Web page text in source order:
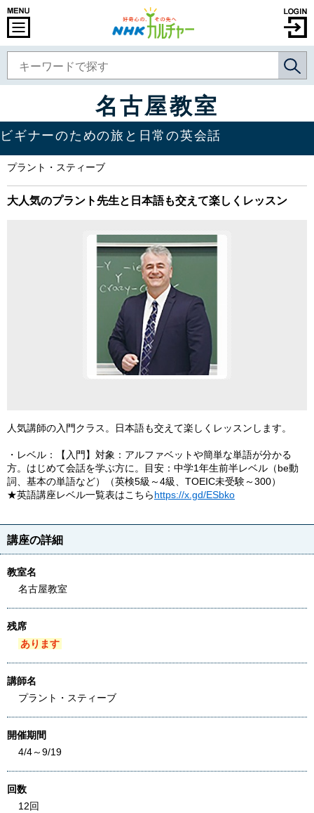
名古屋教室
ビギナーのための旅と日常の英会話
プラント・スティーブ
大人気のプラント先生と日本語も交えて楽しくレッスン
人気講師の入門クラス。日本語も交えて楽しくレッスンします。
・レベル：【入門】対象：アルファベットや簡単な単語が分かる
方。はじめて会話を学ぶ方に。目安：中学1年生前半レベル（be動
詞、基本の単語など）（英検5級～4級、TOEIC未受験～300）
★英語講座レベル一覧表はこちらhttps://x.gd/ESbko
講座の詳細
教室名
名古屋教室
残席
あります
講師名
プラント・スティーブ
開催期間
4/4～9/19
回数
12回